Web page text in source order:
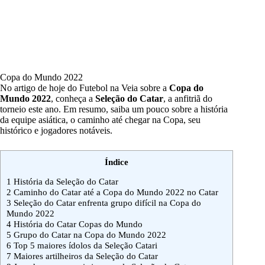
Copa do Mundo 2022
No artigo de hoje do Futebol na Veia sobre a Copa do
Mundo 2022, conheça a Seleção do Catar, a anfitriã do
torneio este ano. Em resumo, saiba um pouco sobre a história
da equipe asiática, o caminho até chegar na Copa, seu
histórico e jogadores notáveis.
Índice
1 História da Seleção do Catar
2 Caminho do Catar até a Copa do Mundo 2022 no Catar
3 Seleção do Catar enfrenta grupo difícil na Copa do
Mundo 2022
4 História do Catar Copas do Mundo
5 Grupo do Catar na Copa do Mundo 2022
6 Top 5 maiores ídolos da Seleção Catari
7 Maiores artilheiros da Seleção do Catar